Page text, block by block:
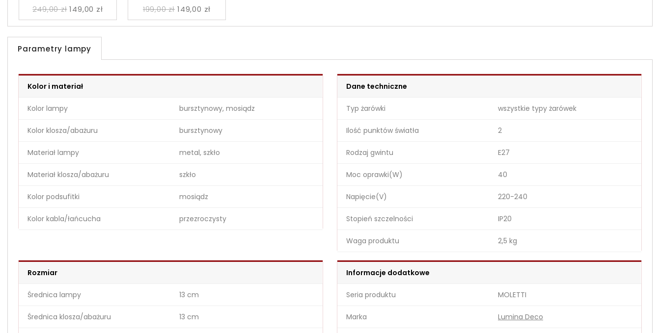
249,00 zł 149,00 zł 199,00 zł 149,00 zł
Parametry lampy
Kolor i materiał
Kolor lampy bursztynowy, mosiądz
Kolor klosza/abażuru bursztynowy
Materiał lampy metal, szkło
Materiał klosza/abażuru szkło
Kolor podsufitki mosiądz
Kolor kabla/łańcucha przezroczysty
Dane techniczne
Typ żarówki wszystkie typy żarówek
Ilość punktów światła 2
Rodzaj gwintu E27
Moc oprawki(W) 40
Napięcie(V) 220-240
Stopień szczelności IP20
Waga produktu 2,5 kg
Rozmiar
Średnica lampy 13 cm
Średnica klosza/abażuru 13 cm
Informacje dodatkowe
Seria produktu MOLETTI
Marka Lumina Deco